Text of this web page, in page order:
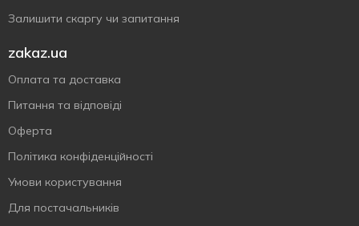
Залишити скаргу чи запитання
zakaz.ua
Оплата та доставка
Питання та відповіді
Оферта
Політика конфіденційності
Умови користування
Для постачальників